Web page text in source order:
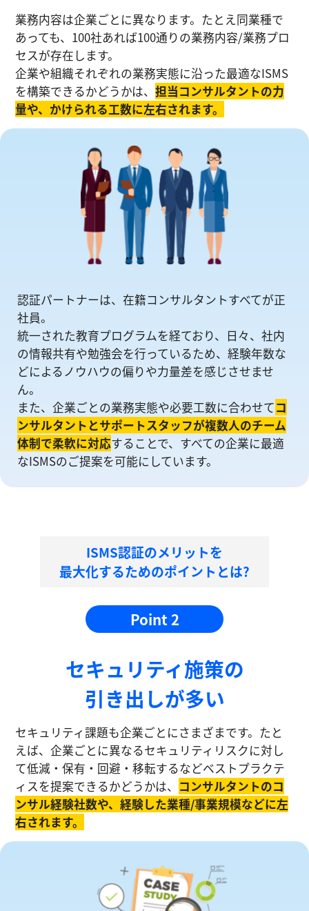
業務内容は企業ごとに異なります。たとえ同業種で
あっても、100社あれば100通りの業務内容/業務プロ
セスが存在します。
企業や組織それぞれの業務実態に沿った最適なISMS
を構築できるかどうかは、担当コンサルタントの⼒
量や、かけられる工数に左右されます。
認証パートナーは、在籍コンサルタントすべてが正
社員。
統一された教育プログラムを経ており、日々、社内
の情報共有や勉強会を⾏っているため、経験年数な
どによるノウハウの偏りや⼒量差を感じさせませ
ん。
また、企業ごとの業務実態や必要工数に合わせてコ
ンサルタントとサポートスタッフが複数人のチーム
体制で柔軟に対応することで、すべての企業に最適
なISMSのご提案を可能にしています。
ISMS認証のメリットを
最大化するためのポイントとは?
Point 2
セキュリティ施策の
引き出しが多い
セキュリティ課題も企業ごとにさまざまです。たと
えば、企業ごとに異なるセキュリティリスクに対し
て低減・保有・回避・移転するなどベストプラクテ
ィスを提案できるかどうかは、 コンサルタントのコ
ンサル経験社数や、経験した業種/事業規模などに左
右されます。